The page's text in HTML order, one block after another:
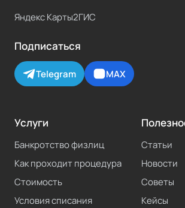
Яндекс Карты2ГИС
Подписаться
Telegram MAX
Услуги
Банкротство физлиц
Как проходит процедура
Стоимость
Условия списания
Статьи
Новости
Советы
Кейсы